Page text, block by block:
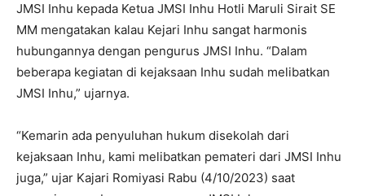
JMSI Inhu kepada Ketua JMSI Inhu Hotli Maruli Sirait SE
MM mengatakan kalau Kejari Inhu sangat harmonis
hubungannya dengan pengurus JMSI Inhu. “Dalam
beberapa kegiatan di kejaksaan Inhu sudah melibatkan
JMSI Inhu,” ujarnya.
“Kemarin ada penyuluhan hukum disekolah dari
kejaksaan Inhu, kami melibatkan pemateri dari JMSI Inhu
juga,” ujar Kajari Romiyasi Rabu (4/10/2023) saat